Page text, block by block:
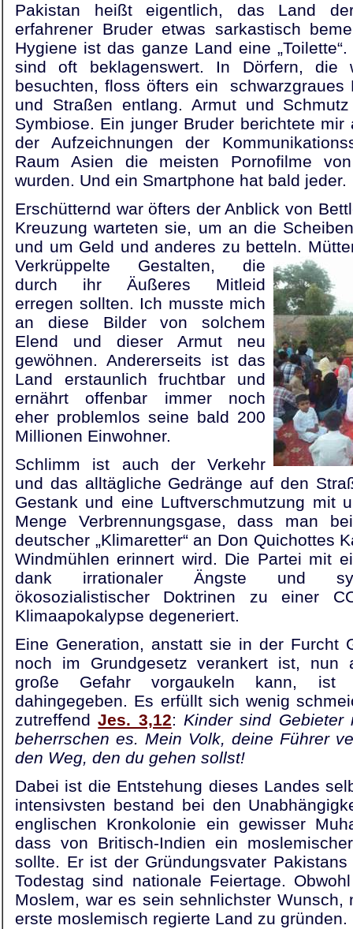
Pakistan heißt eigentlich, das Land
erfahrener Bruder etwas sarkastisch
Hygiene ist das ganze Land eine
sind oft beklagenswert. In Dörfern, die
besuchten, floss öfters ein schwarzgraues
und Straßen entlang. Armut und
Symbiose. Ein junger Bruder berichtete mir
der Aufzeichnungen der
Raum Asien die meisten Pornofilme
wurden. Und ein Smartphone hat bald jeder.
Erschütternd war öfters der Anblick von
Kreuzung warteten sie, um an die
und um Geld und anderes zu betteln.
Verkrüppelte Gestalten, die
durch ihr Äußeres Mitleid
erregen sollten. Ich musste mich
an diese Bilder von solchem
Elend und dieser Armut neu
gewöhnen. Andererseits ist das
Land erstaunlich fruchtbar und
ernährt offenbar immer noch
eher problemlos seine bald 200
Millionen Einwohner.
Schlimm ist auch der Verkehr
und das alltägliche Gedränge auf den
Gestank und eine Luftverschmutzung mit
Menge Verbrennungsgase, dass man
deutscher „Klimaretter“ an Don Quichottes
Windmühlen erinnert wird. Die Partei mit
dank irrationaler Ängste und
ökosozialistischer Doktrinen zu einer
Klimaapokalypse degeneriert.
Eine Generation, anstatt sie in der Furcht
noch im Grundgesetz verankert ist, nun
große Gefahr vorgaukeln kann, ist
dahingegeben. Es erfüllt sich wenig
zutreffendJes. 3,12: Kinder sind Gebieter
beherrschen es. Mein Volk, deine Führer
den Weg, den du gehen sollst!
Dabei ist die Entstehung dieses Landes
intensivsten bestand bei den
englischen Kronkolonie ein gewisser
dass von Britisch-Indien ein
sollte. Er ist der Gründungsvater
Todestag sind nationale Feiertage.
Moslem, war es sein sehnlichster Wunsch,
erste moslemisch regierte Land zu